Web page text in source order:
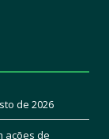
de 2026
ações de